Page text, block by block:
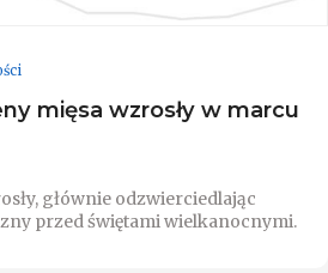
mięsa wzrosły w marcu
głównie odzwierciedlając
przed świętami wielkanocnymi.